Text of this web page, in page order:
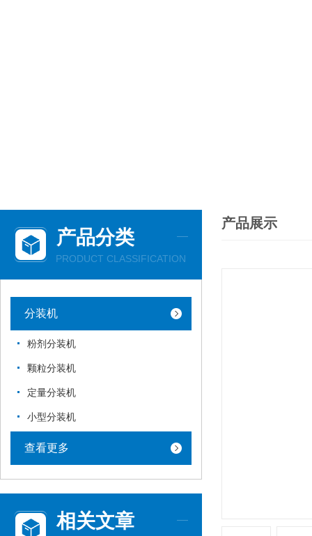
产品分类
PRODUCT CLASSIFICATION
分装机
粉剂分装机
颗粒分装机
定量分装机
小型分装机
查看更多
相关文章
产品展示